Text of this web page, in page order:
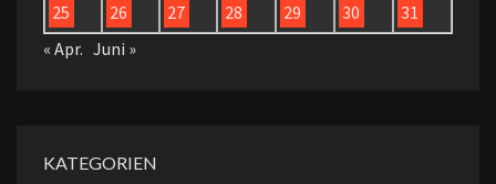
25
26 27 28 29 30
31
« Apr. Juni »
KATEGORIEN